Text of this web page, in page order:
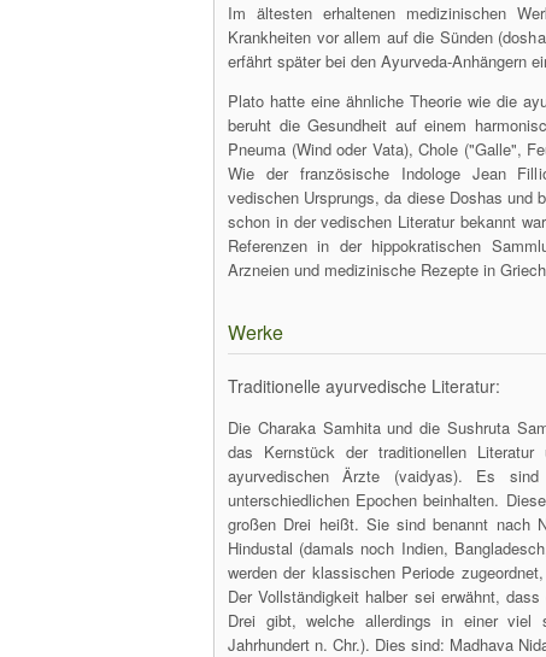
Im ältesten erhaltenen medizinischen
Krankheiten vor allem auf die Sünden
erfährt später bei den Ayurveda-Anhängern
Plato hatte eine ähnliche Theorie wie die
beruht die Gesundheit auf einem
Pneuma (Wind oder Vata), Chole ("Galle",
Wie der französische Indologe Jean
vedischen Ursprungs, da diese Doshas und
schon in der vedischen Literatur bekannt
Referenzen in der hippokratischen
Arzneien und medizinische Rezepte in
Werke
Traditionelle ayurvedische Literatur:
Die Charaka Samhita und die Sushruta
das Kernstück der traditionellen
ayurvedischen Ärzte (vaidyas). Es
unterschiedlichen Epochen beinhalten.
großen Drei heißt. Sie sind benannt nach
Hindustal (damals noch Indien,
werden der klassischen Periode
Der Vollständigkeit halber sei erwähnt,
Drei gibt, welche allerdings in einer viel
Jahrhundert n. Chr.). Dies sind: Madhava